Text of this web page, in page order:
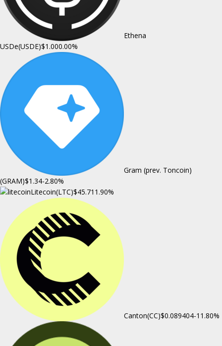
Ethena
USDe(USDE)$1.000.00%
Gram (prev. Toncoin)
(GRAM)$1.34-2.80%
Litecoin(LTC)$45.71 1.90%
Canton(CC)$0.089404-11.80%